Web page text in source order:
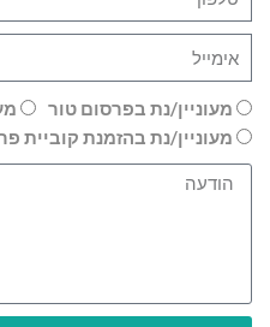
מעוניין/נת בפרסום טור
מעוניין/נת בהזמנת קוביית